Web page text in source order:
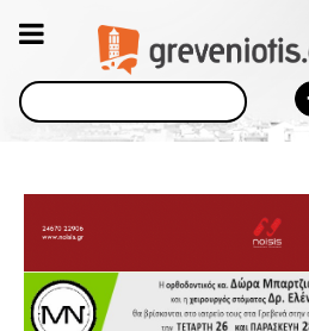
Αναζήτηση